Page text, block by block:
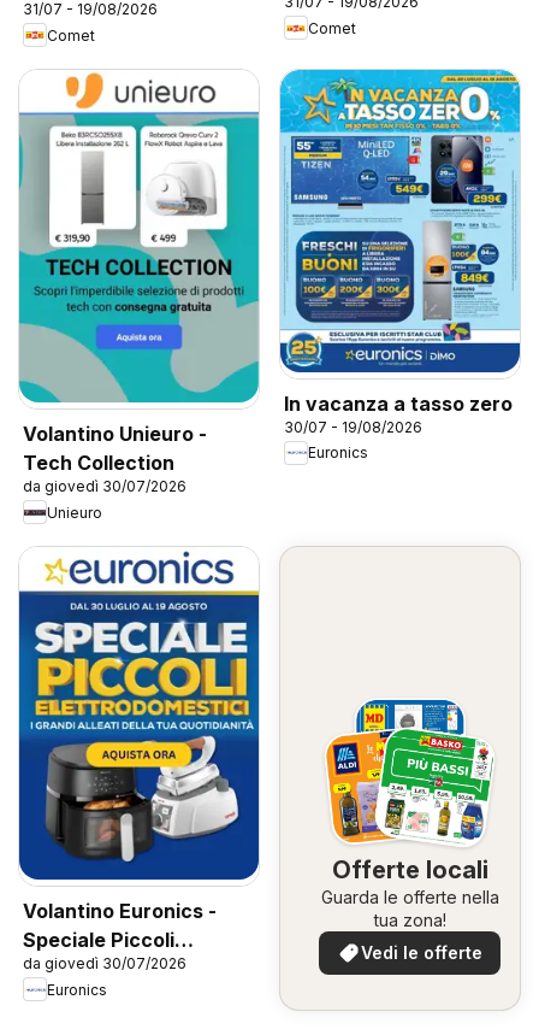
31/07 - 19/08/2026
Comet
Comet
Volantino Unieuro -
Tech Collection
da giovedì 30/07/2026
Unieuro
In vacanza a tasso zero
30/07 - 19/08/2026
Euronics
Volantino Euronics -
Speciale Piccoli
Elettrodomestici
da giovedì 30/07/2026
Euronics
Offerte locali
Guarda le offerte nella
tua zona!
Vedi le offerte